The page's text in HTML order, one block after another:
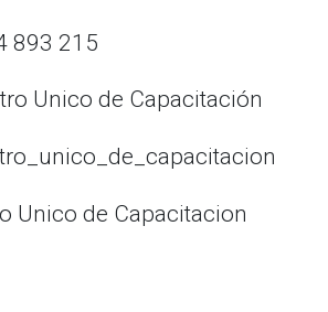
893 215
Unico de Capacitación
Unico de Capacitacion